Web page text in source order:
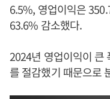
6.5%, 영업이익은
63.6% 감소했다.
2024년 영업이익이 큰
를 절감했기 때문으로